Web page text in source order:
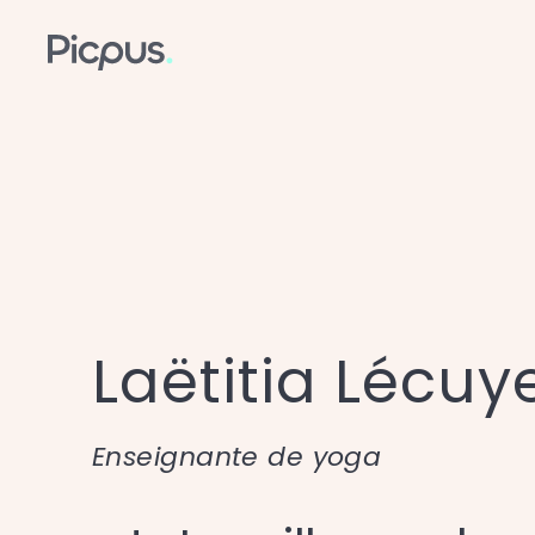
Laëtitia
Enseignante de yoga